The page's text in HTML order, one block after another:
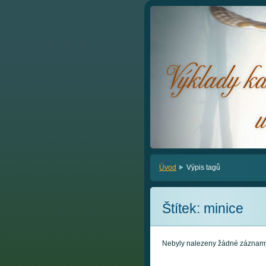
Úvod Výpis tagů
Štítek: minice
Nebyly nalezeny žádné